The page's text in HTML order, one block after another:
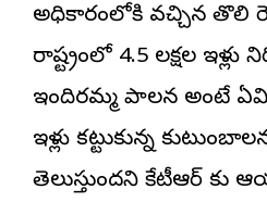
అధికారంలోకి వచ్చిన తొలి
రాష్ట్రంలో 4.5 లక్షల ఇళ్లు
ఇందిరమ్మ పాలన అంటే
ఇళ్లు కట్టుకున్న
తెలుస్తుందని కేటీఆర్ కు